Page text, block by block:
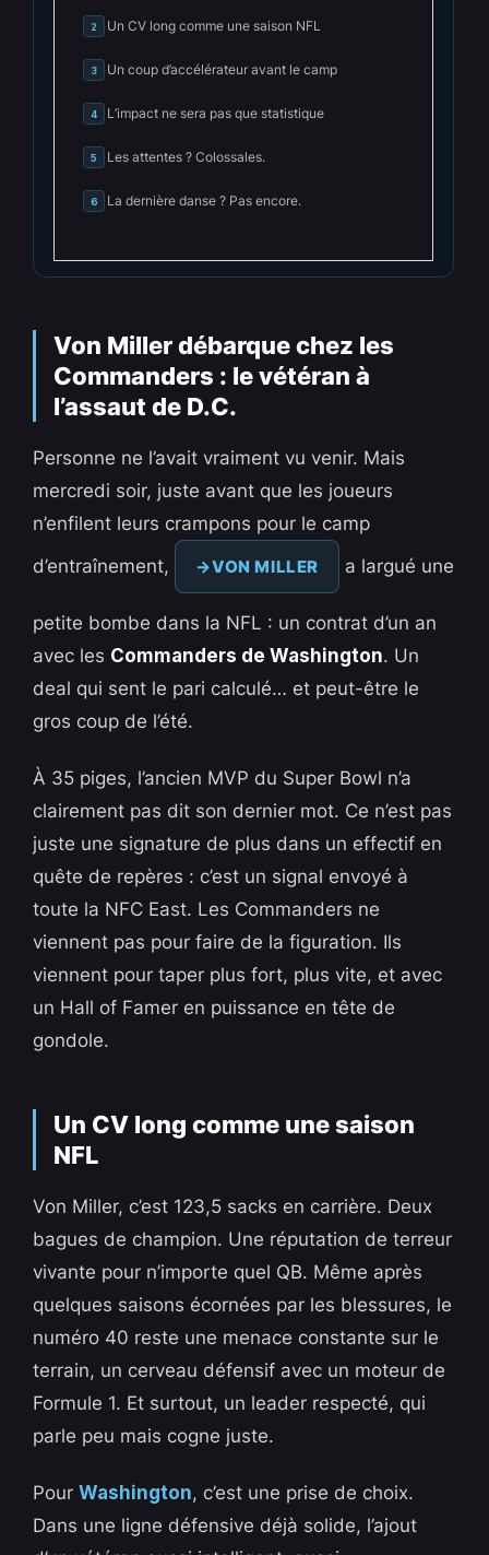
2 Un CV long comme une saison NFL
3 Un coup d’accélérateur avant le camp
4 L’impact ne sera pas que statistique
5 Les attentes ? Colossales.
6 La dernière danse ? Pas encore.
Von Miller débarque chez les
Commanders : le vétéran à
l’assaut de D.C.
Personne ne l’avait vraiment vu venir. Mais
mercredi soir, juste avant que les joueurs
n’enfilent leurs crampons pour le camp
d’entraînement,
VON MILLER a largué une
petite bombe dans la NFL : un contrat d’un an
avec les Commanders de Washington. Un
deal qui sent le pari calculé… et peut-être le
gros coup de l’été.
À 35 piges, l’ancien MVP du Super Bowl n’a
clairement pas dit son dernier mot. Ce n’est pas
juste une signature de plus dans un effectif en
quête de repères : c’est un signal envoyé à
toute la NFC East. Les Commanders ne
viennent pas pour faire de la figuration. Ils
viennent pour taper plus fort, plus vite, et avec
un Hall of Famer en puissance en tête de
gondole.
Un CV long comme une saison
NFL
Von Miller, c’est 123,5 sacks en carrière. Deux
bagues de champion. Une réputation de terreur
vivante pour n’importe quel QB. Même après
quelques saisons écornées par les blessures, le
numéro 40 reste une menace constante sur le
terrain, un cerveau défensif avec un moteur de
Formule 1. Et surtout, un leader respecté, qui
parle peu mais cogne juste.
PourWashington, c’est une prise de choix.
Dans une ligne défensive déjà solide, l’ajout